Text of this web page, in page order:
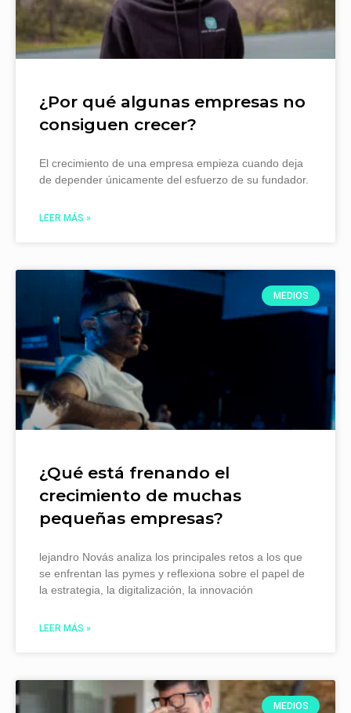
¿Por qué algunas empresas no
consiguen crecer?
El crecimiento de una empresa empieza cuando deja
de depender únicamente del esfuerzo de su fundador.
LEER MÁS »
MEDIOS
¿Qué está frenando el
crecimiento de muchas
pequeñas empresas?
lejandro Novás analiza los principales retos a los que
se enfrentan las pymes y reflexiona sobre el papel de
la estrategia, la digitalización, la innovación
LEER MÁS »
MEDIOS